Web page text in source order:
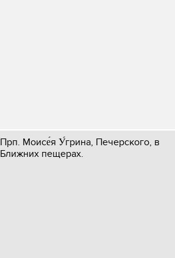
Прп. Моисе́я У́грина, Печерского, в
Ближних пещерах.